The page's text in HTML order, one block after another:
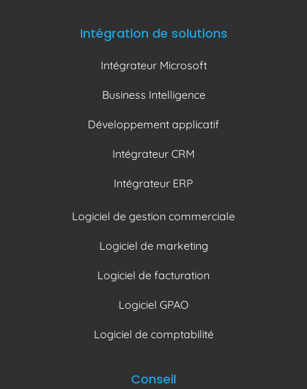
Intégration de solutions
Intégrateur Microsoft
Business Intelligence
Développement applicatif
Intégrateur CRM
Intégrateur ERP
Logiciel de gestion commerciale
Logiciel de marketing
Logiciel de facturation
Logiciel GPAO
Logiciel de comptabilité
Conseil